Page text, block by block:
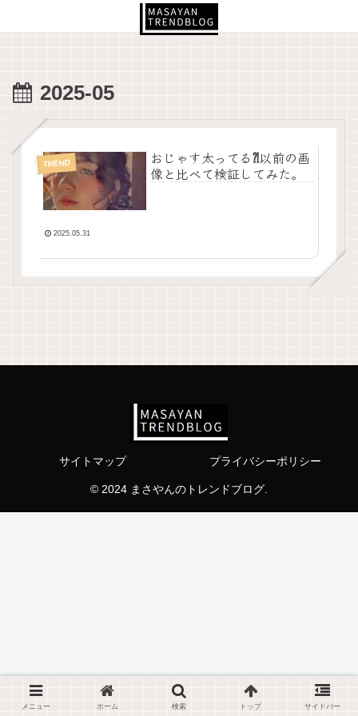
2025-05
TREND
おじゃす太ってる⁈以前の画
像と比べて検証してみた。
2025.05.31
サイトマップ プライバシーポリシー
© 2024 まさやんのトレンドブログ.
メニュー ホーム 検索 トップ サイドバー